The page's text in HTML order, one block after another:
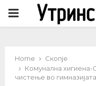
PRIMARY
Home
Скопје
Комунална хигиена-
чистење во